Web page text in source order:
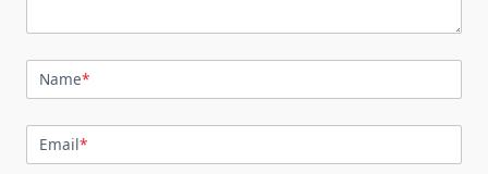
Name*
Email*